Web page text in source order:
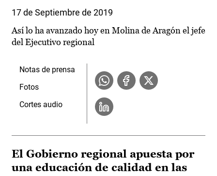
17 de Septiembre de 2019
Así lo ha avanzado hoy en Molina de Aragón el jefe
del Ejecutivo regional
Notas de prensa
Fotos
Cortes audio
El Gobierno regional apuesta por
una educación de calidad en las